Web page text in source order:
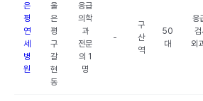
은
평
연
세
병
원
울
은
평
구
갈
현
동
응급
의학
과
전문
의 1
명
-
구
산
역
50
대
응
검
외